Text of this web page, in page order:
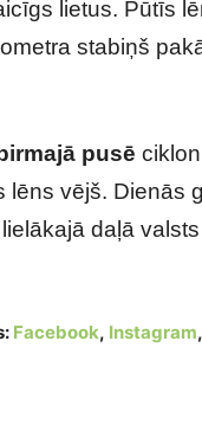
lietus. Pūtīs
stabiņš
pusē
lēns vējš. Dienās
daļā
Facebook, Instagram,